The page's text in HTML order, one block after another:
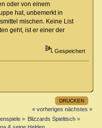
oder von einem
hat, unbemerkt in
mischen. Keine List
geht, ist er einer der
Gespeichert
DRUCKEN
« vorheriges nächstes »
» Blizzards Spieltisch »